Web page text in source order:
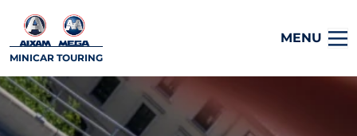
MINICAR TOURING
MENU